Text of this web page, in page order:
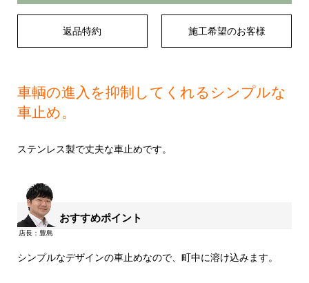
返品特約 施工希望のお客様
車輌の進入を抑制してくれるシンプルな
車止め。
ステンレス製で丈夫な車止めです。
おすすめポイント
シンプルなデザインの車止めなので、町中に溶け込みます。